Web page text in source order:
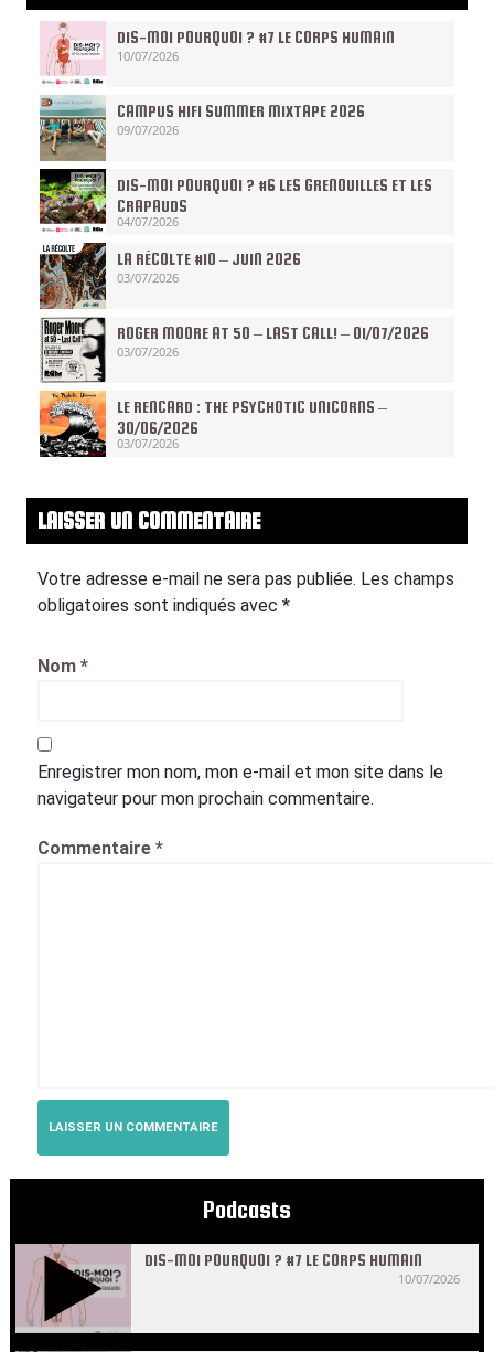
DIS-MOI POURQUOI ? #7 LE CORPS HUMAIN
10/07/2026
CAMPUS HIFI SUMMER MIXTAPE 2026
09/07/2026
DIS-MOI POURQUOI ? #6 LES GRENOUILLES ET LES
CRAPAUDS
04/07/2026
LA RÉCOLTE #10 – JUIN 2026
03/07/2026
ROGER MOORE AT 50 – LAST CALL! – 01/07/2026
03/07/2026
LE RENCARD : THE PSYCHOTIC UNICORNS –
30/06/2026
03/07/2026
LAISSER UN COMMENTAIRE
Votre adresse e-mail ne sera pas publiée. Les champs
obligatoires sont indiqués avec *
Nom *
Enregistrer mon nom, mon e-mail et mon site dans le
navigateur pour mon prochain commentaire.
Commentaire *
Podcasts
DIS-MOI POURQUOI ? #7 LE CORPS HUMAIN
10/07/2026